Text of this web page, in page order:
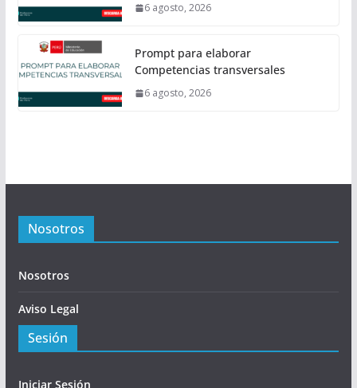
6 agosto, 2026
Prompt para elaborar
Competencias transversales
6 agosto, 2026
Nosotros
Nosotros
Aviso Legal
Sesión
Iniciar Sesión